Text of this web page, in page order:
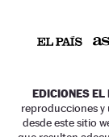
EDICIONES
reproducciones y
desde este sitio